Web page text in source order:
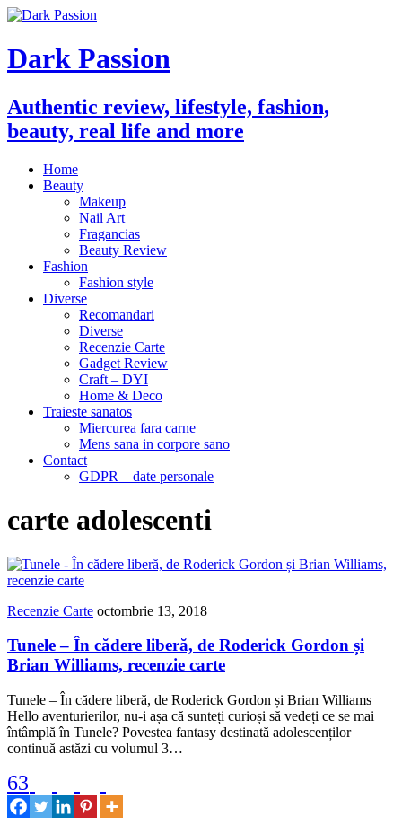
Dark Passion
Authentic review, lifestyle, fashion,
beauty, real life and more
Home
Beauty
Makeup
Nail Art
Fragancias
Beauty Review
Fashion
Fashion style
Diverse
Recomandari
Diverse
Recenzie Carte
Gadget Review
Craft – DYI
Home & Deco
Traieste sanatos
Miercurea fara carne
Mens sana in corpore sano
Contact
GDPR – date personale
carte adolescenti
Recenzie Carte octombrie 13, 2018
Tunele – În cădere liberă, de Roderick Gordon și
Brian Williams, recenzie carte
Tunele – În cădere liberă, de Roderick Gordon și Brian Williams
Hello aventurierilor, nu-i așa că sunteți curioși să vedeți ce se mai
întâmplă în Tunele? Povestea fantasy destinată adolescenților
continuă astăzi cu volumul 3…
63